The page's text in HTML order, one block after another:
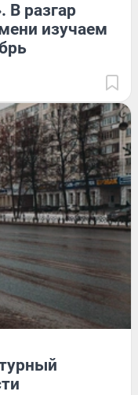
В разгар
изучаем